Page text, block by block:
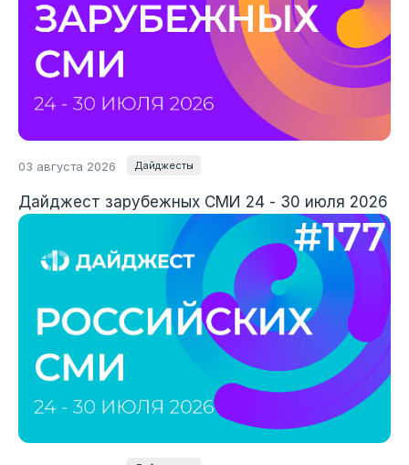
03 августа 2026 Дайджесты
Дайджест зарубежных СМИ 24 - 30 июля 2026